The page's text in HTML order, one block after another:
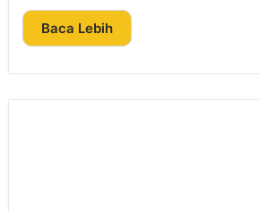
Baca Lebih